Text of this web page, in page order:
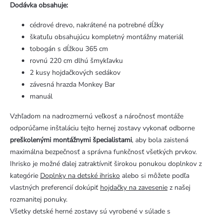
Dodávka obsahuje:
cédrové drevo, nakrátené na potrebné dĺžky
škatuľu obsahujúcu kompletný montážny materiál
tobogán s dĺžkou 365 cm
rovnú 220 cm dlhú šmykľavku
2 kusy hojdačkových sedákov
závesná hrazda Monkey Bar
manuál
Vzhľadom na nadrozmernú veľkosť a náročnosť montáže
odporúčame inštaláciu tejto hernej zostavy vykonať odborne
preškolenými montážnymi špecialistami, aby bola zaistená
maximálna bezpečnosť a správna funkčnosť všetkých prvkov.
Ihrisko je možné ďalej zatraktívniť širokou ponukou doplnkov z
kategórie Doplnky na detské ihrisko alebo si môžete podľa
vlastných preferencií dokúpiť hojdačky na zavesenie z našej
rozmanitej ponuky.
Všetky detské herné zostavy sú vyrobené v súlade s